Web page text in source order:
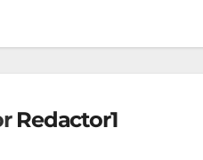
Redactor1